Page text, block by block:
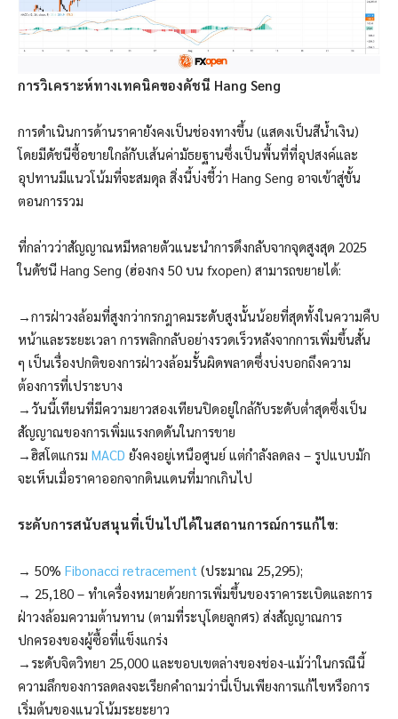
การวิเคราะห์ทางเทคนิคของดัชนี Hang Seng
การดำเนินการด้านราคายังคงเป็นช่องทางขึ้น (แสดงเป็นสีน้ำเงิน)
โดยมีดัชนีซื้อขายใกล้กับเส้นค่ามัธยฐานซึ่งเป็นพื้นที่ที่อุปสงค์และ
อุปทานมีแนวโน้มที่จะสมดุล สิ่งนี้บ่งชี้ว่า Hang Seng อาจเข้าสู่ขั้น
ตอนการรวม
ที่กล่าวว่าสัญญาณหมีหลายตัวแนะนำการดึงกลับจากจุดสูงสุด 2025
ในดัชนี Hang Seng (ฮ่องกง 50 บน fxopen) สามารถขยายได้:
→การฝ่าวงล้อมที่สูงกว่ากรกฎาคมระดับสูงนั้นน้อยที่สุดทั้งในความคืบ
หน้าและระยะเวลา การพลิกกลับอย่างรวดเร็วหลังจากการเพิ่มขึ้นสั้น
ๆ เป็นเรื่องปกติของการฝ่าวงล้อมรั้นผิดพลาดซึ่งบ่งบอกถึงความ
ต้องการที่เปราะบาง
→วันนี้เทียนที่มีความยาวสองเทียนปิดอยู่ใกล้กับระดับต่ำสุดซึ่งเป็น
สัญญาณของการเพิ่มแรงกดดันในการขาย
→ฮิสโตแกรม MACD ยังคงอยู่เหนือศูนย์ แต่กำลังลดลง – รูปแบบมัก
จะเห็นเมื่อราคาออกจากดินแดนที่มากเกินไป
ระดับการสนับสนุนที่เป็นไปได้ในสถานการณ์การแก้ไข:
→ 50% Fibonacci retracement (ประมาณ 25,295);
→ 25,180 – ทำเครื่องหมายด้วยการเพิ่มขึ้นของราคาระเบิดและการ
ฝ่าวงล้อมความต้านทาน (ตามที่ระบุโดยลูกศร) ส่งสัญญาณการ
ปกครองของผู้ซื้อที่แข็งแกร่ง
→ระดับจิตวิทยา 25,000 และขอบเขตล่างของช่อง-แม้ว่าในกรณีนี้
ความลึกของการลดลงจะเรียกคำถามว่านี่เป็นเพียงการแก้ไขหรือการ
เริ่มต้นของแนวโน้มระยะยาว